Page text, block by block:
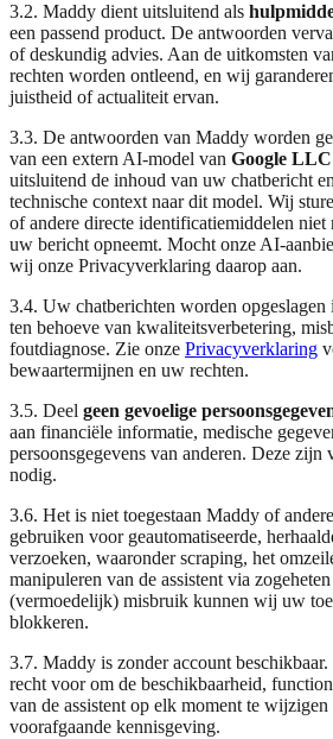
3.2. Maddy dient uitsluitend als
een passend product. De antwoorden
of deskundig advies. Aan de uitkomsten
rechten worden ontleend, en wij
juistheid of actualiteit ervan.
3.3. De antwoorden van Maddy worden
van een extern AI-model van Google LLC
uitsluitend de inhoud van uw chatbericht
technische context naar dit model. Wij
of andere directe identificatiemiddelen niet
uw bericht opneemt. Mocht onze AI-
wij onze Privacyverklaring daarop aan.
3.4. Uw chatberichten worden opgeslagen
ten behoeve van kwaliteitsverbetering,
foutdiagnose. Zie onze Privacyverklaring
bewaartermijnen en uw rechten.
3.5. Deel geen gevoelige
aan financiële informatie, medische
persoonsgegevens van anderen. Deze
nodig.
3.6. Het is niet toegestaan Maddy of
gebruiken voor geautomatiseerde,
verzoeken, waaronder scraping, het
manipuleren van de assistent via
(vermoedelijk) misbruik kunnen wij uw
blokkeren.
3.7. Maddy is zonder account
recht voor om de beschikbaarheid,
van de assistent op elk moment te
voorafgaande kennisgeving.